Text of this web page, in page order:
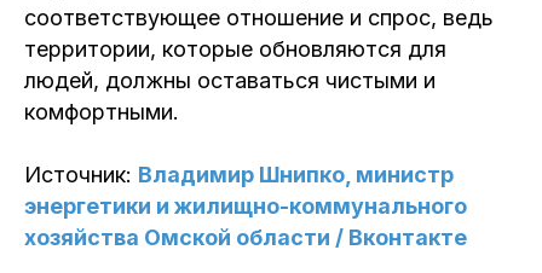
соответствующее отношение и спрос, ведь
территории, которые обновляются для
людей, должны оставаться чистыми и
комфортными.
Источник: Владимир Шнипко, министр
энергетики и жилищно-коммунального
хозяйства Омской области / Вконтакте